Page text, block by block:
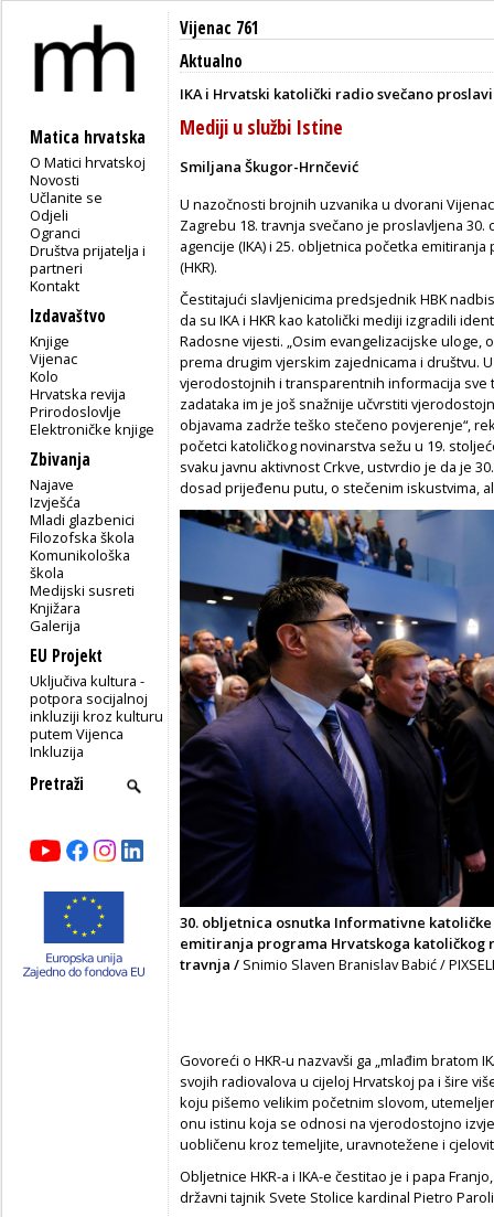
Matica hrvatska
O Matici hrvatskoj
Novosti
Učlanite se
Odjeli
Ogranci
Društva prijatelja i
partneri
Kontakt
Izdavaštvo
Knjige
Vijenac
Kolo
Hrvatska revija
Prirodoslovlje
Elektroničke knjige
Zbivanja
Najave
Izvješća
Mladi glazbenici
Filozofska škola
Komunikološka
škola
Medijski susreti
Knjižara
Galerija
EU Projekt
Uključiva kultura -
potpora socijalnoj
inkluziji kroz kulturu
putem Vijenca
Inkluzija
Vijenac 761
Aktualno
IKA i Hrvatski katolički radio svečano
Mediji u službi Istine
Smiljana Škugor-Hrnčević
U nazočnosti brojnih uzvanika u dvorani
Zagrebu 18. travnja svečano je proslavljena
agencije (IKA) i 25. obljetnica početka
(HKR).
Čestitajući slavljenicima predsjednik HBK
da su IKA i HKR kao katolički mediji izgradili
Radosne vijesti. „Osim evangelizacijske
prema drugim vjerskim zajednicama i društvu.
vjerodostojnih i transparentnih informacija sve
zadataka im je još snažnije učvrstiti
objavama zadrže teško stečeno povjerenje“,
početci katoličkog novinarstva sežu u 19.
svaku javnu aktivnost Crkve, ustvrdio je da je
dosad prijeđenu putu, o stečenim iskustvima,
30. obljetnica osnutka Informativne
emitiranja programa Hrvatskoga katoličkog
travnja / Snimio Slaven Branislav Babić /
Govoreći o HKR-u nazvavši ga „mlađim bratom
svojih radiovalova u cijeloj Hrvatskoj pa i šire
koju pišemo velikim početnim slovom,
onu istinu koja se odnosi na vjerodostojno
uobličenu kroz temeljite, uravnotežene i
Obljetnice HKR-a i IKA-e čestitao je i papa
državni tajnik Svete Stolice kardinal Pietro